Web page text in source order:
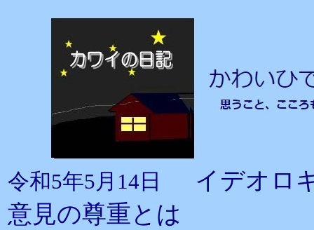
令和5年5月14日
イデオロ
意見の尊重とは